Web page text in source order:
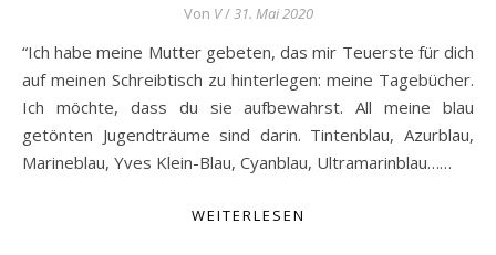
Von V/31. Mai 2020
“Ich habe meine Mutter gebeten, das mir Teuerste für dich
auf meinen Schreibtisch zu hinterlegen: meine Tagebücher.
Ich möchte, dass du sie aufbewahrst. All meine blau
getönten Jugendträume sind darin. Tintenblau, Azurblau,
Marineblau, Yves Klein-Blau, Cyanblau, Ultramarinblau……
WEITERLESEN